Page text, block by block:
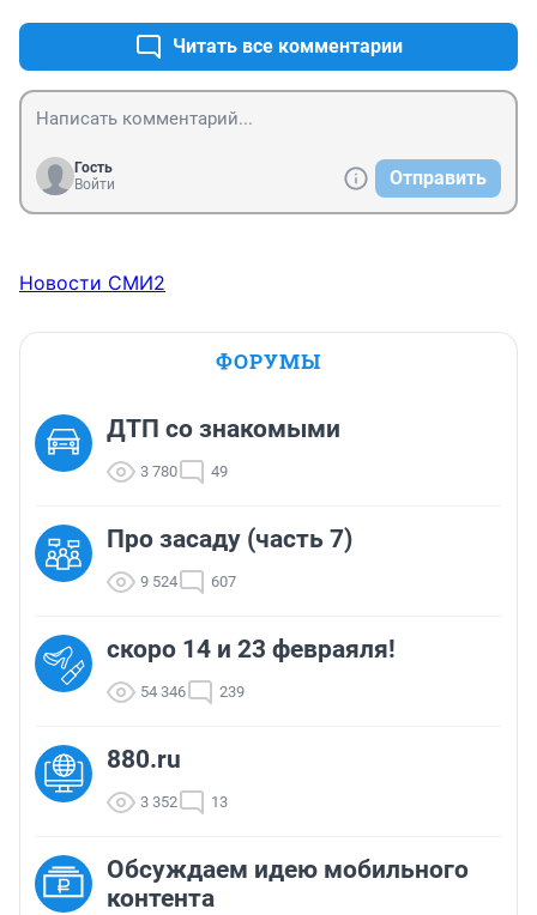
Читать все комментарии
Гость
Войти
Отправить
Новости СМИ2
ФОРУМЫ
ДТП со знакомыми
3 780 49
Про засаду (часть 7)
9 524 607
скоро 14 и 23 февраяля!
54 346 239
880.ru
3 352 13
Обсуждаем идею мобильного
контента